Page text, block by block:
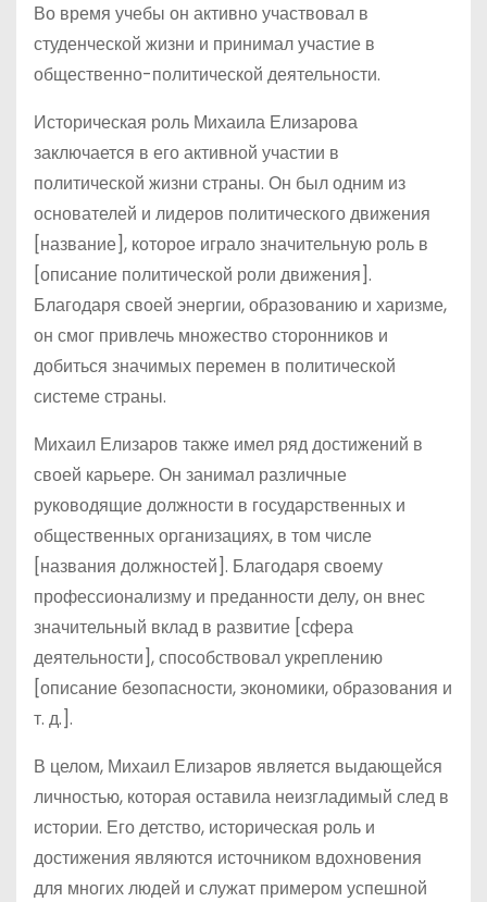
Во время учебы он активно участвовал в
студенческой жизни и принимал участие в
общественно-политической деятельности.
Историческая роль Михаила Елизарова
заключается в его активной участии в
политической жизни страны. Он был одним из
основателей и лидеров политического движения
[название], которое играло значительную роль в
[описание политической роли движения].
Благодаря своей энергии, образованию и харизме,
он смог привлечь множество сторонников и
добиться значимых перемен в политической
системе страны.
Михаил Елизаров также имел ряд достижений в
своей карьере. Он занимал различные
руководящие должности в государственных и
общественных организациях, в том числе
[названия должностей]. Благодаря своему
профессионализму и преданности делу, он внес
значительный вклад в развитие [сфера
деятельности], способствовал укреплению
[описание безопасности, экономики, образования и
т. д.].
В целом, Михаил Елизаров является выдающейся
личностью, которая оставила неизгладимый след в
истории. Его детство, историческая роль и
достижения являются источником вдохновения
для многих людей и служат примером успешной